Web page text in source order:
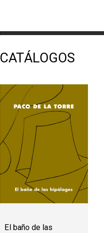
CATÁLOGOS
El baño de las